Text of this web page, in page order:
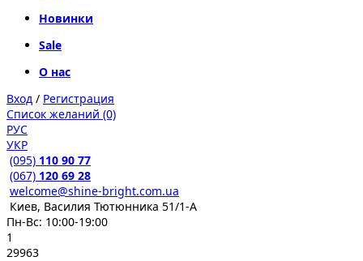
Новинки
Sale
О нас
Вход / Регистрация
Список желаний (0)
РУС
УКР
(095) 110 90 77
(067) 120 69 28
welcome@shine-bright.com.ua
Киев, Василия Тютюнника 51/1-А
Пн-Вс: 10:00-19:00
1
29963